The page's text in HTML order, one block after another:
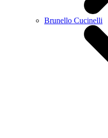
Brunello Cucinelli